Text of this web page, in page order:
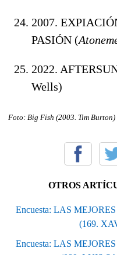
2007.
PASIÓN (
2022.
Wells)
Foto: Big Fish (2003. Tim Burton)
OTROS
Encuesta: LAS
(169.
Encuesta: LAS